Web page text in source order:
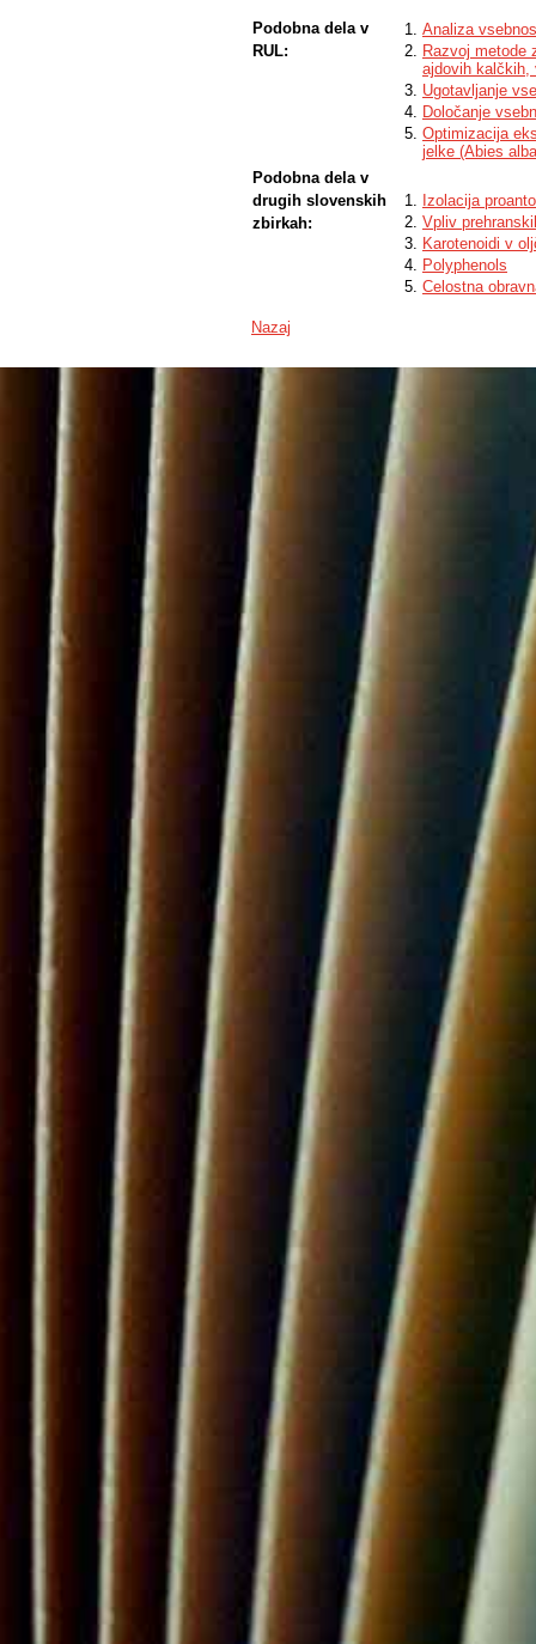
Podobna dela v
RUL:
Analiza
Razvoj metode
ajdovih kalčkih,
Ugotavljanje
Določanje
Optimizacija
jelke (Abies
Podobna dela v
drugih slovenskih
zbirkah:
Izolacija
Vpliv
Karotenoidi v
Polyphenols
Celostna
Nazaj